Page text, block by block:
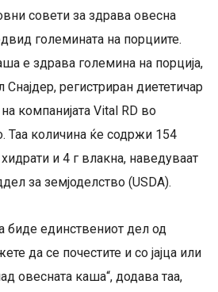
совети за здрава овесна
големината на порциите.
е здрава големина на порција,
регистриран диететичар
компанијата Vital RD во
Таа количина ќе содржи 154
и 4 г влакна, наведуваат
за земјоделство (USDA).
биде единствениот дел од
да се почестите и со јајца или
овесната каша“, додава таа,